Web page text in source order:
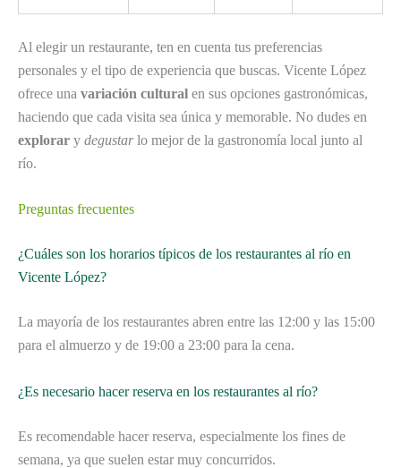
Al elegir un restaurante, ten en cuenta tus preferencias
personales y el tipo de experiencia que buscas. Vicente López
ofrece una variación cultural en sus opciones gastronómicas,
haciendo que cada visita sea única y memorable. No dudes en
explorar y degustarlo mejor de la gastronomía local junto al
río.
Preguntas frecuentes
¿Cuáles son los horarios típicos de los restaurantes al río en
Vicente López?
La mayoría de los restaurantes abren entre las 12:00 y las 15:00
para el almuerzo y de 19:00 a 23:00 para la cena.
¿Es necesario hacer reserva en los restaurantes al río?
Es recomendable hacer reserva, especialmente los fines de
semana, ya que suelen estar muy concurridos.